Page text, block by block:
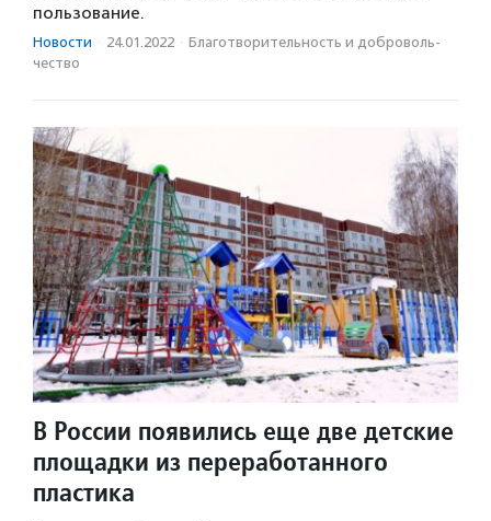
пользование.
Новости · 24.01.2022 · Благотвори­тель­ность и доброволь­
чест­во
В России появились еще две детские
площадки из переработанного
пластика